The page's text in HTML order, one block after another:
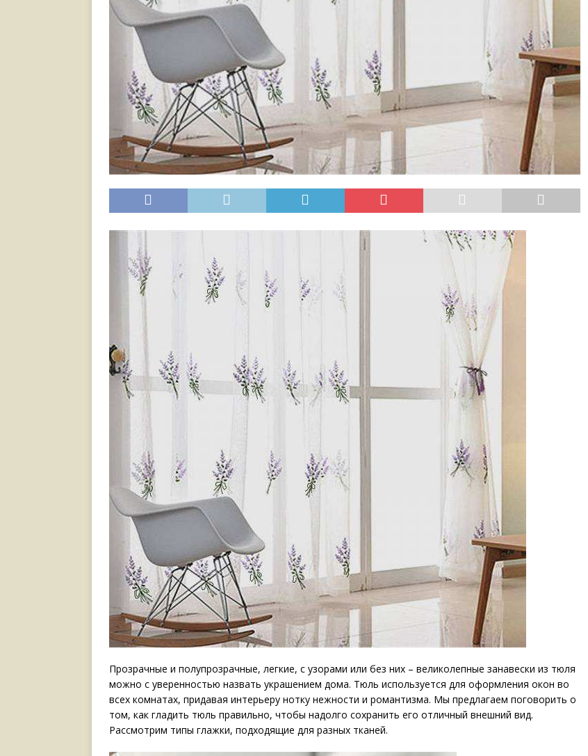
Прозрачные и полупрозрачные, легкие, с узорами или без них – великолепные занавески из тюля
можно с уверенностью назвать украшением дома. Тюль используется для оформления окон во
всех комнатах, придавая интерьеру нотку нежности и романтизма. Мы предлагаем поговорить о
том, как гладить тюль правильно, чтобы надолго сохранить его отличный внешний вид.
Рассмотрим типы глажки, подходящие для разных тканей.